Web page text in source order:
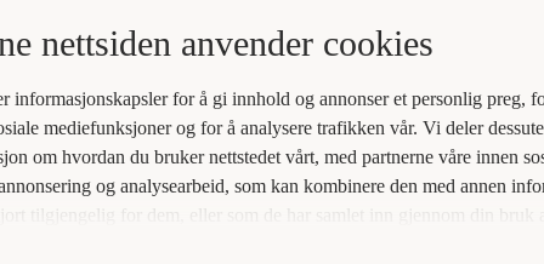
nettsiden anvender cookies
informasjonskapsler for å gi innhold og annonser et personlig preg,
mediefunksjoner og for å analysere trafikken vår. Vi deler
om hvordan du bruker nettstedet vårt, med partnerne våre innen
og analysearbeid, som kan kombinere den med annen
tilgjengelig for dem, eller som de har samlet inn gjennom din bruk